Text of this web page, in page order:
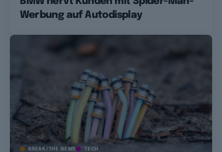
Werbung auf Autodisplay
BREAK/THE NEWS TECH